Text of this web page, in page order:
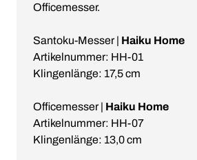
Officemesser.
Santoku-Messer | Haiku Home
Artikelnummer: HH-01
Klingenlänge: 17,5 cm
Officemesser | Haiku Home
Artikelnummer: HH-07
Klingenlänge: 13,0 cm